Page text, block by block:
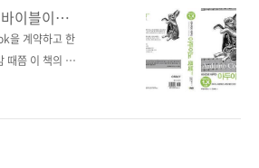
이지의 ‘좋아
고 계신 분들은
독자의 요구를
리를 수렴하다
장하게 되었습
까 싶습니다. 생
고 그 기능을 응용
이블이
을 계약하고 한
때쯤 이 책의 개
희는 잠시 맨붕